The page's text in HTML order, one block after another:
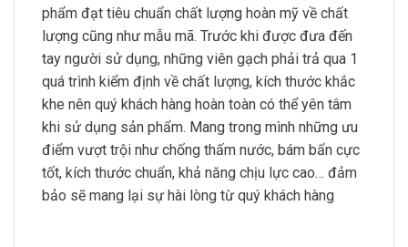
phẩm đạt tiêu chuẩn chất lượng hoàn mỹ về chất
lượng cũng như mẫu mã. Trước khi được đưa đến
tay người sử dụng, những viên gạch phải trả qua 1
quá trình kiểm định về chất lượng, kích thước khắc
khe nên quý khách hàng hoàn toàn có thể yên tâm
khi sử dụng sản phẩm. Mang trong mình những ưu
điểm vượt trội như chống thấm nước, bám bẩn cực
tốt, kích thước chuẩn, khả năng chịu lực cao… đảm
bảo sẽ mang lại sự hài lòng từ quý khách hàng